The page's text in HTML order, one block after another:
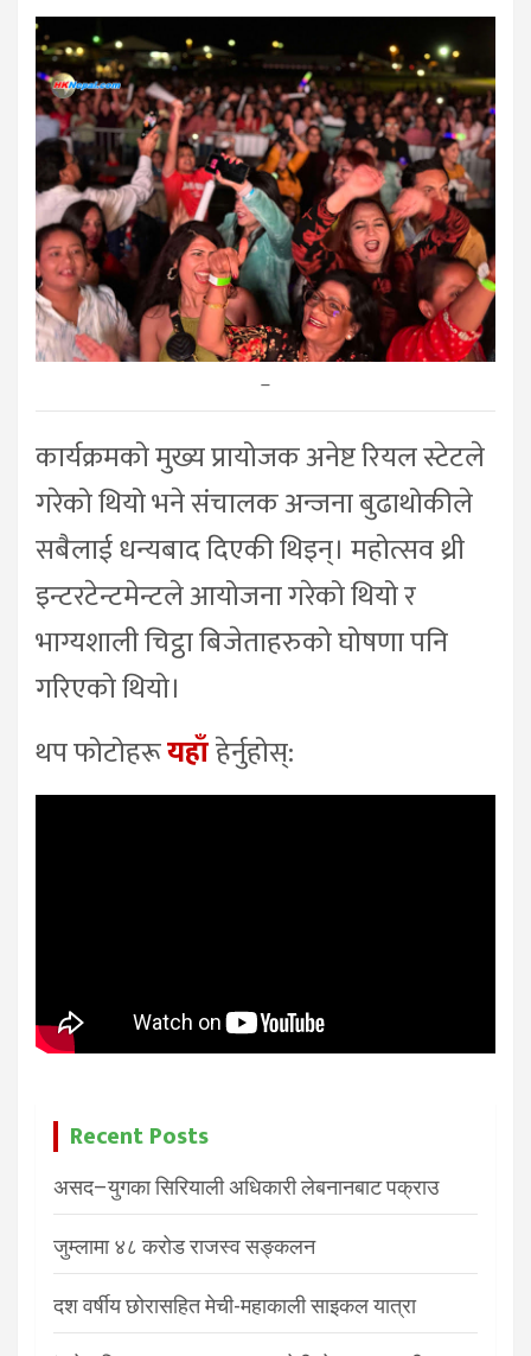
–
कार्यक्रमको मुख्य प्रायोजक अनेष्ट रियल स्टेटले
गरेको थियो भने संचालक अन्जना बुढाथोकीले
सबैलाई धन्यबाद दिएकी थिइन्। महोत्सव थ्री
इन्टरटेन्टमेन्टले आयोजना गरेको थियो र
भाग्यशाली चिट्ठा बिजेताहरुको घोषणा पनि
गरिएको थियो।
थप फोटोहरूयहाँहेर्नुहोस्:
Recent Posts
असद–युगका सिरियाली अधिकारी लेबनानबाट पक्राउ
जुम्लामा ४८ करोड राजस्व सङ्कलन
दश वर्षीय छोरासहित मेची-महाकाली साइकल यात्रा